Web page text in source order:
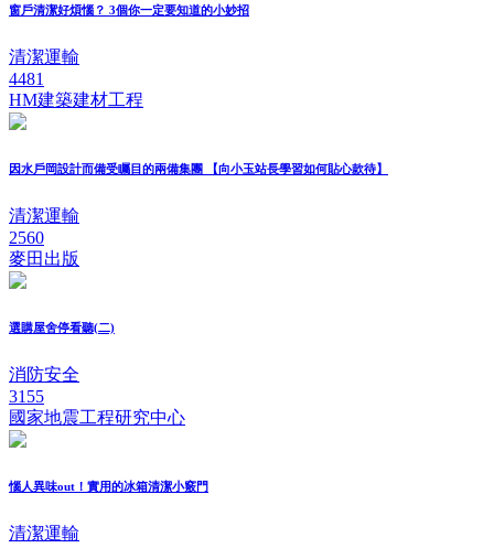
窗戶清潔好煩惱？ 3個你一定要知道的小妙招
清潔運輸
4481
HM建築建材工程
因水戶岡設計而備受矚目的兩備集團 【向小玉站長學習如何貼心款待】
清潔運輸
2560
麥田出版
選購屋舍停看聽(二)
消防安全
3155
國家地震工程研究中心
惱人異味out！實用的冰箱清潔小竅門
清潔運輸